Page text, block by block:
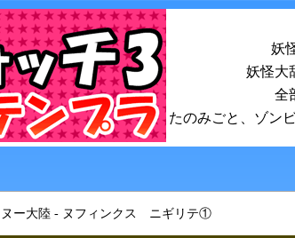
妖
妖怪大
全
たのみごと、ゾン
ヌー大陸 - ヌフィンクス ニギリテ①